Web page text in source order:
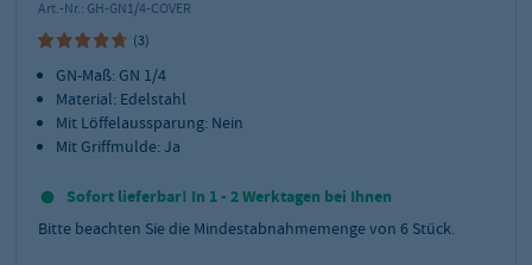
Art.-Nr.: GH-GN1/4-COVER
(3)
GN-Maß: GN 1/4
Material: Edelstahl
Mit Löffelaussparung: Nein
Mit Griffmulde: Ja
Sofort lieferbar! In 1 - 2 Werktagen bei Ihnen
Bitte beachten Sie die Mindestabnahmemenge von 6 Stück.